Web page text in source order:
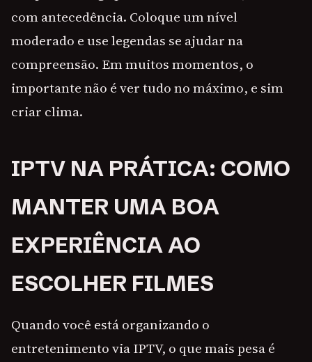
com antecedência. Coloque um nível
moderado e use legendas se ajudar na
compreensão. Em muitos momentos, o
importante não é ver tudo no máximo, e sim
criar clima.
IPTV NA PRÁTICA: COMO
MANTER UMA BOA
EXPERIÊNCIA AO
ESCOLHER FILMES
Quando você está organizando o
entretenimento via IPTV, o que mais pesa é